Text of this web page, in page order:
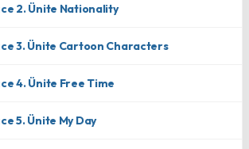
2. Ünite Nationality
3. Ünite Cartoon Characters
4. Ünite Free Time
5. Ünite My Day